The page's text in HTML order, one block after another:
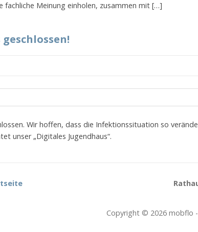
fachliche Meinung einholen, zusammen mit […]
Wir hoffen, dass die Infektionssituation so
unser „Digitales Jugendhaus“.
Copyright © 2026 mobflo